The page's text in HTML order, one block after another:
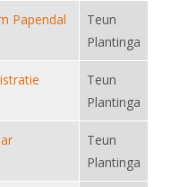
Papendal
Teun
Plantinga
Teun
Plantinga
Teun
Plantinga